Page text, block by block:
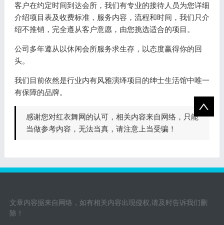
客户在约定时间到达会所，我们有专业的接待人员为您详细
介绍项目表及收费标准，服务内容，流程和时间，我们只介
绍不推销，完全遵从客户意愿，由您挑选适合的项目。
公司多年遵从以休闲会所服务求生存，以态度赢得你的回
头。
我们目前依然是行业内有风雅演绎项目的绅士生活馆中唯一
有保障的品牌。
感谢您对红衣舞网的认可，相关内容来自网络，只能
当做参考内容，无法当真，请注意上当受骗！
文章内容据来自网络，如有相关内容出现侵权,请及时告诉我们删
除！